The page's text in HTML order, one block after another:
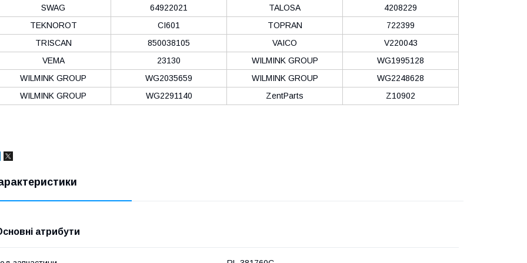
SWAG 64922021 TALOSA
4208229
TEKNOROT
CI601 TOPRAN
722399
TRISCAN
850038105 VAICO
V220043
VEMA
23130 WILMINK GROUP
WG1995128
WILMINK GROUP
WG2035659 WILMINK GROUP
WG2248628
WILMINK GROUP
WG2291140 ZentParts Z10902
атрибути